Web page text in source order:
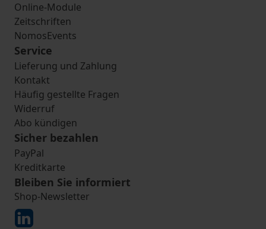
Online-Module
Zeitschriften
NomosEvents
Service
Lieferung und Zahlung
Kontakt
Häufig gestellte Fragen
Widerruf
Abo kündigen
Sicher bezahlen
PayPal
Kreditkarte
Bleiben Sie informiert
Shop-Newsletter